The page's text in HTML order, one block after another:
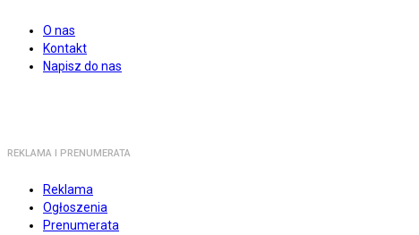
O nas
Kontakt
Napisz do nas
REKLAMA I PRENUMERATA
Reklama
Ogłoszenia
Prenumerata